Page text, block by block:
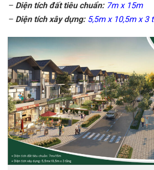
– Diện tích đất tiêu chuẩn: 7m x 15m
– Diện tích xây dựng: 5,5m x 10,5m x 3